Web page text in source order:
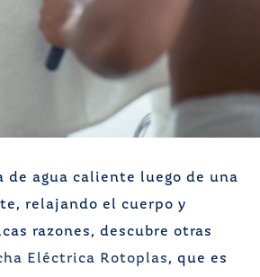
de agua caliente luego de una
relajando el cuerpo y
razones, descubre otras
Eléctrica Rotoplas, que es